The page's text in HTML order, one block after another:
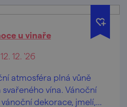
u vinaře
12. 12. '26
atmosféra plná vůně
vína. Vánoční
dekorace, jmelí,